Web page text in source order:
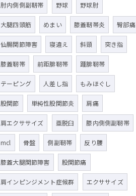
肘内側側副靭帯 野球 野球肘
大腿四頭筋 めまい 膝蓋靭帯炎 臀部痛
仙腸関節障害 寝違え 斜頸 突き指
膝蓋靭帯 前距腓靭帯 踵腓靭帯
テーピング 人差し指 もみほぐし
股関節 単純性股関節炎 肩痛
肩エクササイズ 亜脱臼 膝内側側副靭帯
mcl 骨盤 側副靭帯 反り腰
膝蓋大腿関節障害 股関節痛
肩インピンジメント症候群 エクササイズ